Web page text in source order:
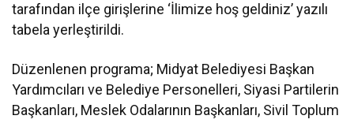
tarafından ilçe girişlerine ‘İlimize hoş geldiniz’ yazılı
tabela yerleştirildi.
Düzenlenen programa; Midyat Belediyesi Başkan
Yardımcıları ve Belediye Personelleri, Siyasi Partilerin
Başkanları, Meslek Odalarının Başkanları, Sivil Toplum